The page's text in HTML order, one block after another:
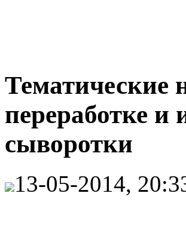
Тематические
переработке и
сыворотки
13-05-2014,